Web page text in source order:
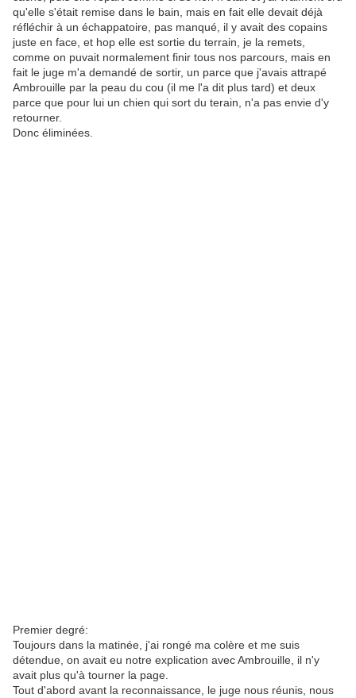
qu'elle s'était remise dans le bain, mais en fait elle devait déjà
réfléchir à un échappatoire, pas manqué, il y avait des copains
juste en face, et hop elle est sortie du terrain, je la remets,
comme on puvait normalement finir tous nos parcours, mais en
fait le juge m'a demandé de sortir, un parce que j'avais attrapé
Ambrouille par la peau du cou (il me l'a dit plus tard) et deux
parce que pour lui un chien qui sort du terain, n'a pas envie d'y
retourner.
Donc éliminées.
Premier degré:
Toujours dans la matinée, j'ai rongé ma colère et me suis
détendue, on avait eu notre explication avec Ambrouille, il n'y
avait plus qu'à tourner la page.
Tout d'abord avant la reconnaissance, le juge nous réunis, nous